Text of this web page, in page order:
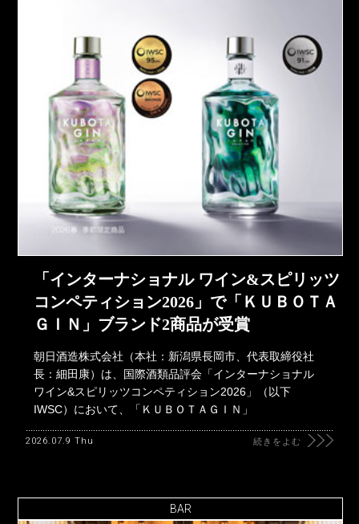
「インターナショナル ワイン&スピリッツ
コンペティション2026」で「ＫＵＢＯＴＡ
ＧＩＮ」ブランド2商品が受賞
朝日酒造株式会社（本社：新潟県長岡市、代表取締役社
長：細田康）は、国際酒類品評会「インターナショナル
ワイン&スピリッツコンペティション2026」（以下
IWSC）において、「ＫＵＢＯＴＡＧＩＮ」
2026.07.9 Thu 続きをよむ
BAR